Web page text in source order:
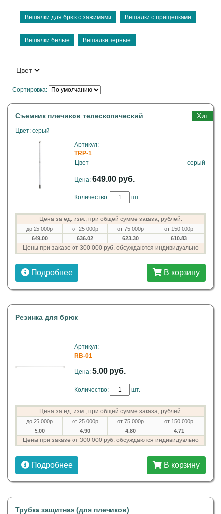
Вешалки для брюк с зажимами Вешалки с прищепками
Вешалки белые Вешалки черные
Цвет
Сортировка:
Хит
Съемник плечиков телескопический
Цвет: серый
Артикул:
TRP-1
Цвет
серый
Цена: 649.00 руб.
Количество: шт.
Цена за ед. изм., при общей сумме заказа, рублей:
до 25 000р от 25 000р от 75 000р
от 150 000р
649.00
636.02 623.30 610.83
Цены при заказе от 300 000 руб. обсуждаются индивидуально
Подробнее В корзину
Резинка для брюк
Артикул:
RB-01
Цена: 5.00 руб.
Количество: шт.
Цена за ед. изм., при общей сумме заказа, рублей:
до 25 000р от 25 000р от 75 000р
от 150 000р
5.00
4.90 4.80 4.71
Цены при заказе от 300 000 руб. обсуждаются индивидуально
Подробнее В корзину
Трубка защитная (для плечиков)